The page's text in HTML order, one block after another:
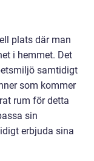
plats där man
i hemmet. Det
samtidigt
som kommer
rum för detta
sin
erbjuda sina